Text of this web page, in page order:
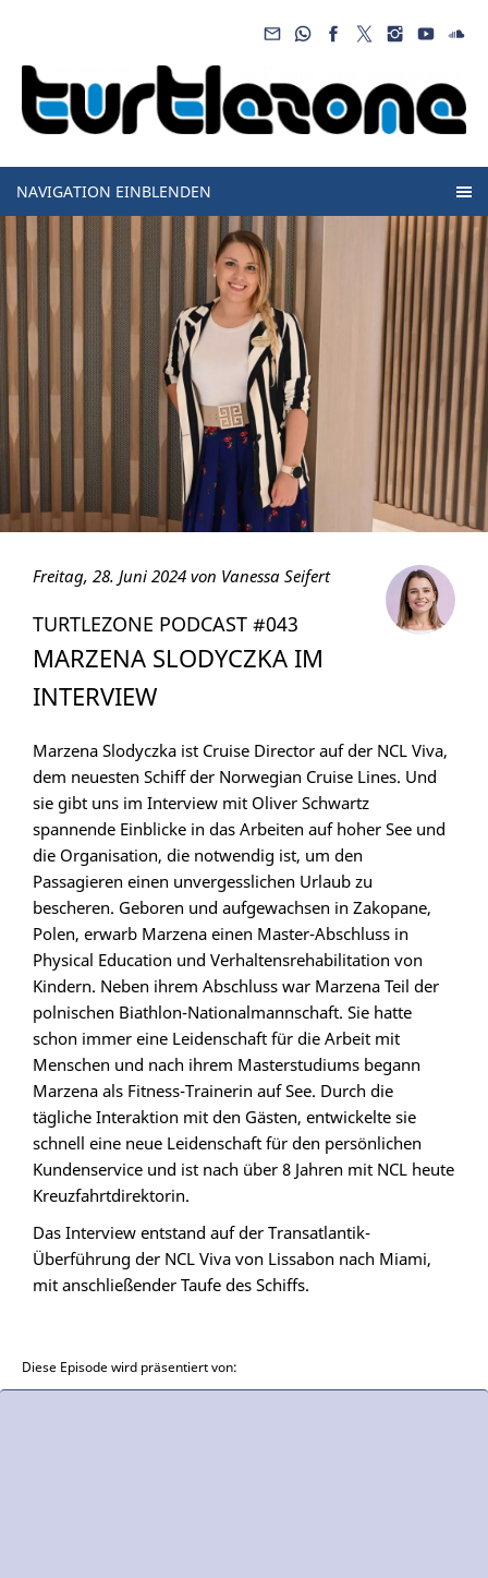
NAVIGATION EINBLENDEN
Freitag, 28. Juni 2024 von Vanessa Seifert
TURTLEZONE PODCAST #043
MARZENA SLODYCZKA IM
INTERVIEW
Marzena Slodyczka ist Cruise Director auf der NCL Viva,
dem neuesten Schiff der Norwegian Cruise Lines. Und
sie gibt uns im Interview mit Oliver Schwartz
spannende Einblicke in das Arbeiten auf hoher See und
die Organisation, die notwendig ist, um den
Passagieren einen unvergesslichen Urlaub zu
bescheren. Geboren und aufgewachsen in Zakopane,
Polen, erwarb Marzena einen Master-Abschluss in
Physical Education und Verhaltensrehabilitation von
Kindern. Neben ihrem Abschluss war Marzena Teil der
polnischen Biathlon-Nationalmannschaft. Sie hatte
schon immer eine Leidenschaft für die Arbeit mit
Menschen und nach ihrem Masterstudiums begann
Marzena als Fitness-Trainerin auf See. Durch die
tägliche Interaktion mit den Gästen, entwickelte sie
schnell eine neue Leidenschaft für den persönlichen
Kundenservice und ist nach über 8 Jahren mit NCL heute
Kreuzfahrtdirektorin.
Das Interview entstand auf der Transatlantik-
Überführung der NCL Viva von Lissabon nach Miami,
mit anschließender Taufe des Schiffs.
Diese Episode wird präsentiert von: